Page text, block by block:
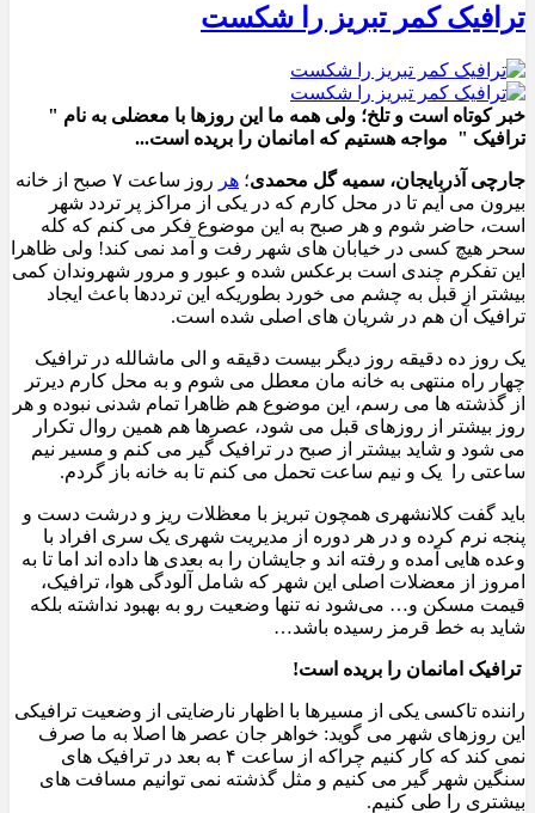
ترافیک کمر تبریز را شکست
خبر کوتاه است و تلخ؛ ولی همه ما این روزها با معضلی به نام "
ترافیک " مواجه هستیم که امانمان را بریده است...
جارچی آذربایجان، سمیه گل محمدی؛ هر
روز ساعت ۷ صبح از خانه
بیرون می آیم تا در محل کارم که در یکی از مراکز پر تردد شهر
است، حاضر شوم و هر صبح به این موضوع فکر می کنم که کله
سحر هیچ کسی در خیابان های شهر رفت و آمد نمی کند! ولی ظاهرا
این تفکرم چندی است برعکس شده و عبور و مرور شهروندان کمی
بیشتر از قبل به چشم می خورد بطوریکه این ترددها باعث ایجاد
ترافیک آن هم در شریان های اصلی شده است.
یک روز ده دقیقه روز دیگر بیست دقیقه و الی ماشالله در ترافیک
چهار راه منتهی به خانه مان معطل می شوم و به محل کارم دیرتر
از گذشته ها می رسم، این موضوع هم ظاهرا تمام شدنی نبوده و هر
روز بیشتر از روزهای قبل می شود، عصرها هم همین روال تکرار
می شود و شاید بیشتر از صبح در ترافیک گیر می کنم و مسیر نیم
ساعتی را یک و نیم ساعت تحمل می کنم تا به خانه باز گردم.
باید گفت کلانشهری همچون تبریز با معظلات ریز و درشت دست و
پنجه نرم کرده و در هر دوره از مدیریت شهری یک سری افراد با
وعده هایی آمده و رفته اند و جایشان را به بعدی ها داده اند اما تا به
امروز از معضلات اصلی این شهر که شامل آلودگی هوا، ترافیک،
قیمت مسکن و… می‌شود نه تنها وضعیت رو به بهبود نداشته بلکه
شاید به خط قرمز رسیده باشد…
ترافیک امانمان را بریده است!
راننده تاکسی یکی از مسیرها با اظهار نارضایتی از وضعیت ترافیکی
این روزهای شهر می گوید: خواهر جان عصر ها اصلا به ما صرف
نمی کند که کار کنیم چراکه از ساعت ۴ به بعد در ترافیک های
سنگین شهر گیر می کنیم و مثل گذشته نمی توانیم مسافت های
بیشتری را طی کنیم.